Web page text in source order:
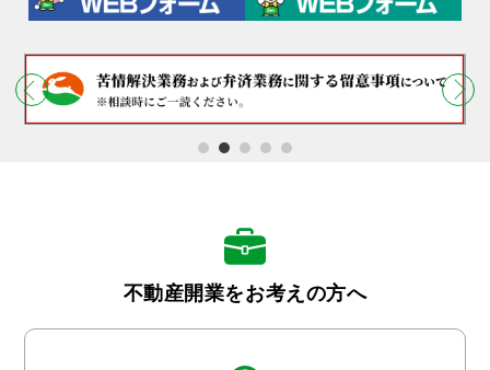
不動産開業をお考えの方へ